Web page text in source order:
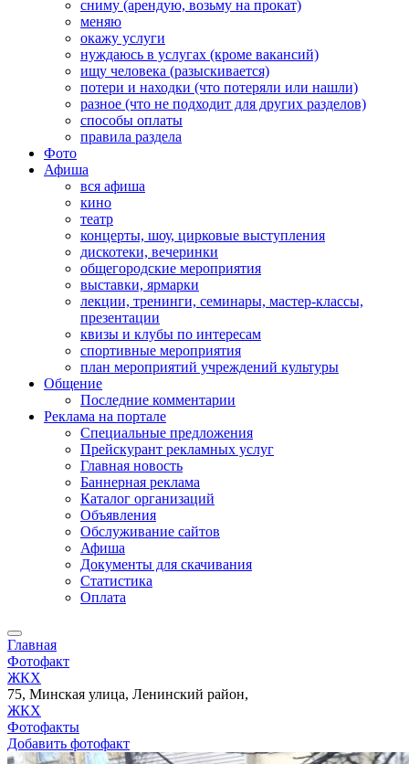
сниму (арендую, возьму на прокат)
меняю
окажу услуги
нуждаюсь в услугах (кроме вакансий)
ищу человека (разыскивается)
потери и находки (что потеряли или нашли)
разное (что не подходит для других разделов)
способы оплаты
правила раздела
Фото
Афиша
вся афиша
кино
театр
концерты, шоу, цирковые выступления
дискотеки, вечеринки
общегородские мероприятия
выставки, ярмарки
лекции, тренинги, семинары, мастер-классы,
презентации
квизы и клубы по интересам
спортивные мероприятия
план мероприятий учреждений культуры
Общение
Последние комментарии
Реклама на портале
Специальные предложения
Прейскурант рекламных услуг
Главная новость
Баннерная реклама
Каталог организаций
Объявления
Обслуживание сайтов
Афиша
Документы для скачивания
Статистика
Оплата
Главная
Фотофакт
ЖКХ
75, Минская улица, Ленинский район,
ЖКХ
Фотофакты
Добавить фотофакт